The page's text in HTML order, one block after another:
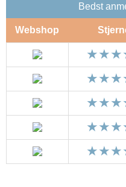
Bedst
Webshop